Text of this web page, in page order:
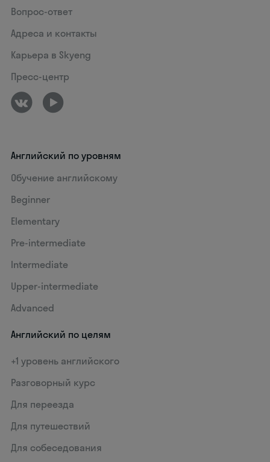
Вопрос-ответ
Адреса и контакты
Карьера в Skyeng
Пресс-центр
Английский по уровням
Обучение английскому
Beginner
Elementary
Pre-intermediate
Intermediate
Upper-intermediate
Advanced
Английский по целям
+1 уровень английского
Разговорный курс
Для переезда
Для путешествий
Для собеседования